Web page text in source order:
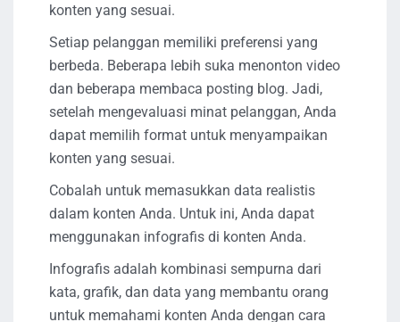
konten yang sesuai.
Setiap pelanggan memiliki preferensi yang
berbeda. Beberapa lebih suka menonton video
dan beberapa membaca posting blog. Jadi,
setelah mengevaluasi minat pelanggan, Anda
dapat memilih format untuk menyampaikan
konten yang sesuai.
Cobalah untuk memasukkan data realistis
dalam konten Anda. Untuk ini, Anda dapat
menggunakan infografis di konten Anda.
Infografis adalah kombinasi sempurna dari
kata, grafik, dan data yang membantu orang
untuk memahami konten Anda dengan cara